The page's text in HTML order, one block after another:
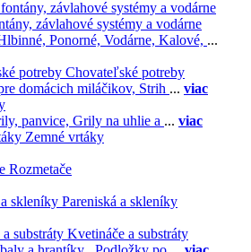
závlahové systémy a vodárne
Ponorné, Vodárne, Kalové, ...
Chovateľské potreby
domácich miláčikov, Strih ... viac
panvice, Grily na uhlie a ... viac
Zemné vrtáky
Rozmetače
Pareniská a skleníky
Kvetináče a substráty